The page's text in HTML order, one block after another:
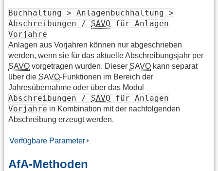
Buchhaltung > Anlagenbuchhaltung >
Abschreibungen / SAVO für Anlagen
Vorjahre
Anlagen aus Vorjahren können nur abgeschrieben
werden, wenn sie für das aktuelle Abschreibungsjahr per
SAVO vorgetragen wurden. Dieser SAVO kann separat
über die SAVO-Funktionen im Bereich der
Jahresübernahme oder über das Modul
Abschreibungen / SAVO für Anlagen
Vorjahre in Kombination mit der nachfolgenden
Abschreibung erzeugt werden.
Verfügbare Parameter
AfA-Methoden